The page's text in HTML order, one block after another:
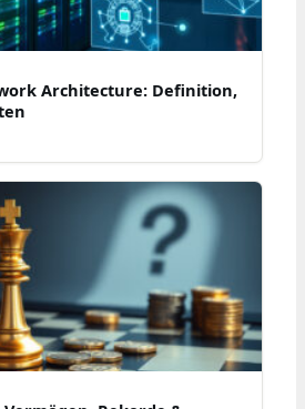
Architecture: Definition,